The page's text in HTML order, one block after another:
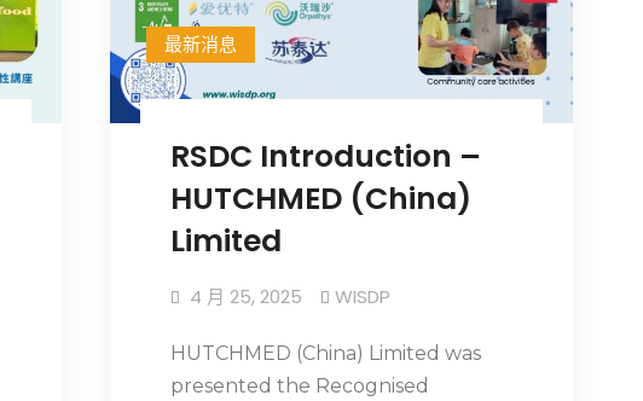
最新消息
RSDC Introduction –
HUTCHMED (China)
Limited
4 月 25, 2025 WISDP
HUTCHMED (China) Limited was
presented the Recognised